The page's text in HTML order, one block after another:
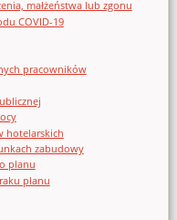
małżeństwa lub zgonu
COVID-19
pracowników
hotelarskich
zabudowy
planu
planu